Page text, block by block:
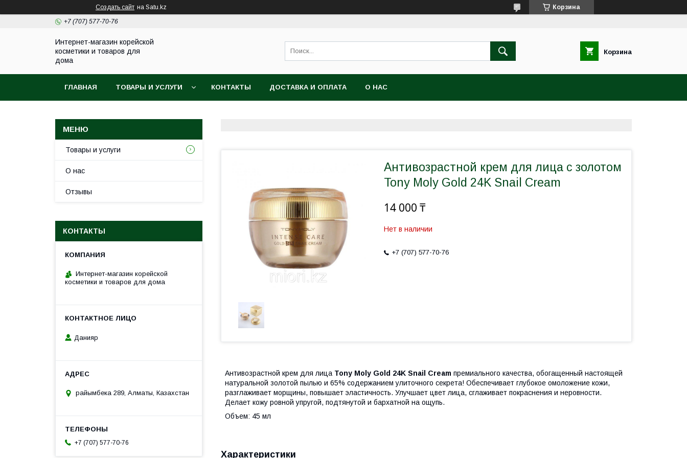
Создать сайт на Satu.kz Корзина
+7 (707) 577-70-76
Интернет-магазин корейской
косметики и товаров для
дома
Корзина
ГЛАВНАЯ ТОВАРЫ И УСЛУГИ КОНТАКТЫ ДОСТАВКА И ОПЛАТА О НАС
Антивозрастной крем для лица с золотом
Tony Moly Gold 24K Snail Cream
14 000 ₸
Нет в наличии
+7 (707) 577-70-76
Антивозрастной крем для лица Tony Moly Gold 24K Snail Cream премиального качества, обогащенный настоящей
натуральной золотой пылью и 65% содержанием улиточного секрета! Обеспечивает глубокое омоложение кожи,
разглаживает морщины, повышает эластичность. Улучшает цвет лица, сглаживает покраснения и неровности.
Делает кожу ровной упругой, подтянутой и бархатной на ощупь.
Объем: 45 мл
Характеристики
Товары и услуги
О нас
Отзывы
КОНТАКТЫ
Интернет-магазин корейской
косметики и товаров для дома
Данияр
райымбека 289, Алматы, Казахстан
+7 (707) 577-70-76